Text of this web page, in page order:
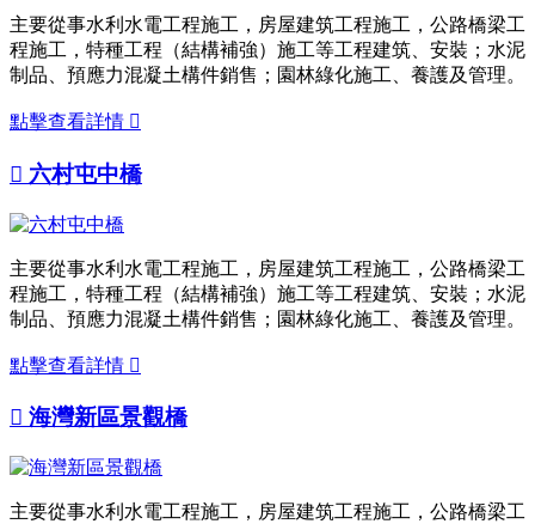
主要從事水利水電工程施工，房屋建筑工程施工，公路橋梁工
程施工，特種工程（結構補強）施工等工程建筑、安裝；水泥
制品、預應力混凝土構件銷售；園林綠化施工、養護及管理。
點擊查看詳情 
 六村屯中橋
主要從事水利水電工程施工，房屋建筑工程施工，公路橋梁工
程施工，特種工程（結構補強）施工等工程建筑、安裝；水泥
制品、預應力混凝土構件銷售；園林綠化施工、養護及管理。
點擊查看詳情 
 海灣新區景觀橋
主要從事水利水電工程施工，房屋建筑工程施工，公路橋梁工